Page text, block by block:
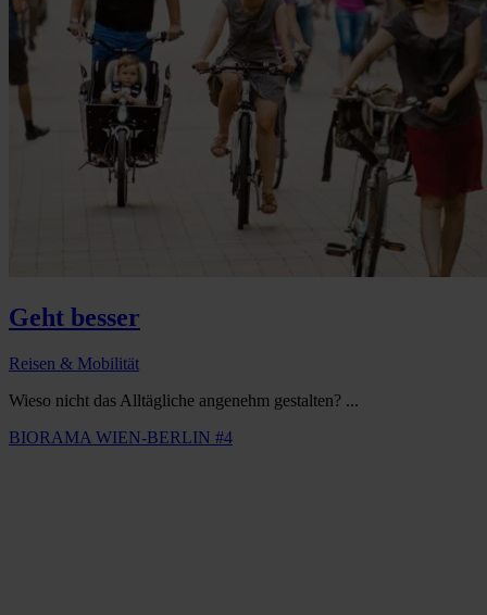
Geht besser
Reisen & Mobilität
Wieso nicht das Alltägliche angenehm gestalten? ...
BIORAMA WIEN-BERLIN #4